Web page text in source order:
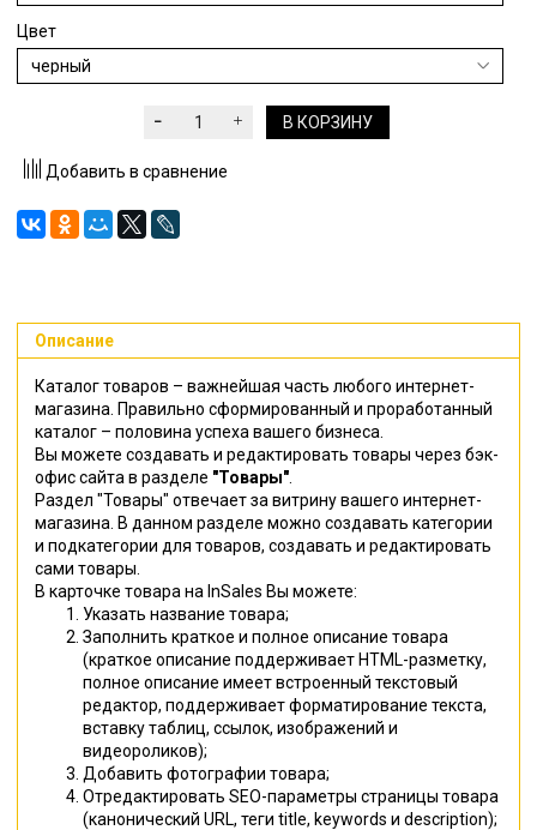
Цвет
В КОРЗИНУ
Добавить в сравнение
Описание
Каталог товаров – важнейшая часть любого интернет-
магазина. Правильно сформированный и проработанный
каталог – половина успеха вашего бизнеса.
Вы можете создавать и редактировать товары через бэк-
офис сайта в разделе "Товары"
Раздел "Товары" отвечает за витрину вашего интернет-
магазина. В данном разделе можно создавать категории
и подкатегории для товаров, создавать и редактировать
сами товары.
В карточке товара на InSales Вы можете:
Указать название товара;
Заполнить краткое и полное описание товара
(краткое описание поддерживает HTML-разметку,
полное описание имеет встроенный текстовый
редактор, поддерживает форматирование текста,
вставку таблиц, ссылок, изображений и
видеороликов);
Добавить фотографии товара;
Отредактировать SEO-параметры страницы товара
(канонический URL, теги title, keywords и description);